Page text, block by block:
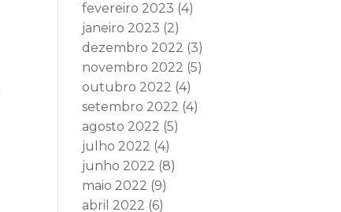
fevereiro 2023 (4)
janeiro 2023 (2)
dezembro 2022 (3)
novembro 2022 (5)
outubro 2022 (4)
setembro 2022 (4)
agosto 2022 (5)
julho 2022 (4)
junho 2022 (8)
maio 2022 (9)
abril 2022 (6)